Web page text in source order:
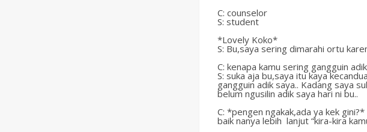
C: counselor
S: student
*Lovely Koko*
S: Bu,saya sering dimarahi ortu
C: kenapa kamu sering gangguin
S: suka aja bu,saya itu kaya
gangguin adik saya.. Kadang saya
belum ngusilin adik saya hari ni bu..
C: *pengen ngakak,ada ya kek
baik nanya lebih lanjut “kira-kira